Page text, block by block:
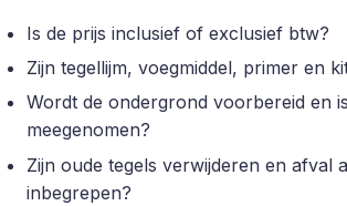
Is de prijs inclusief of exclusief btw?
Zijn tegellijm, voegmiddel, primer en
Wordt de ondergrond voorbereid en
meegenomen?
Zijn oude tegels verwijderen en afval
inbegrepen?